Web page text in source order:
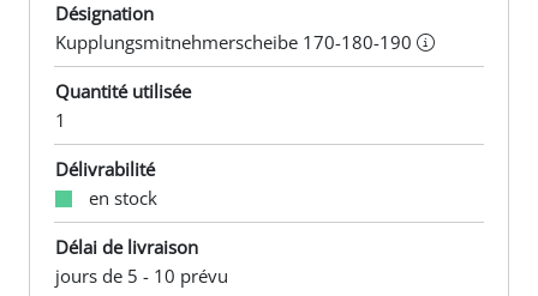
Désignation
Kupplungsmitnehmerscheibe 170-180-190
Quantité utilisée
1
Délivrabilité
en stock
Délai de livraison
jours de 5 - 10 prévu